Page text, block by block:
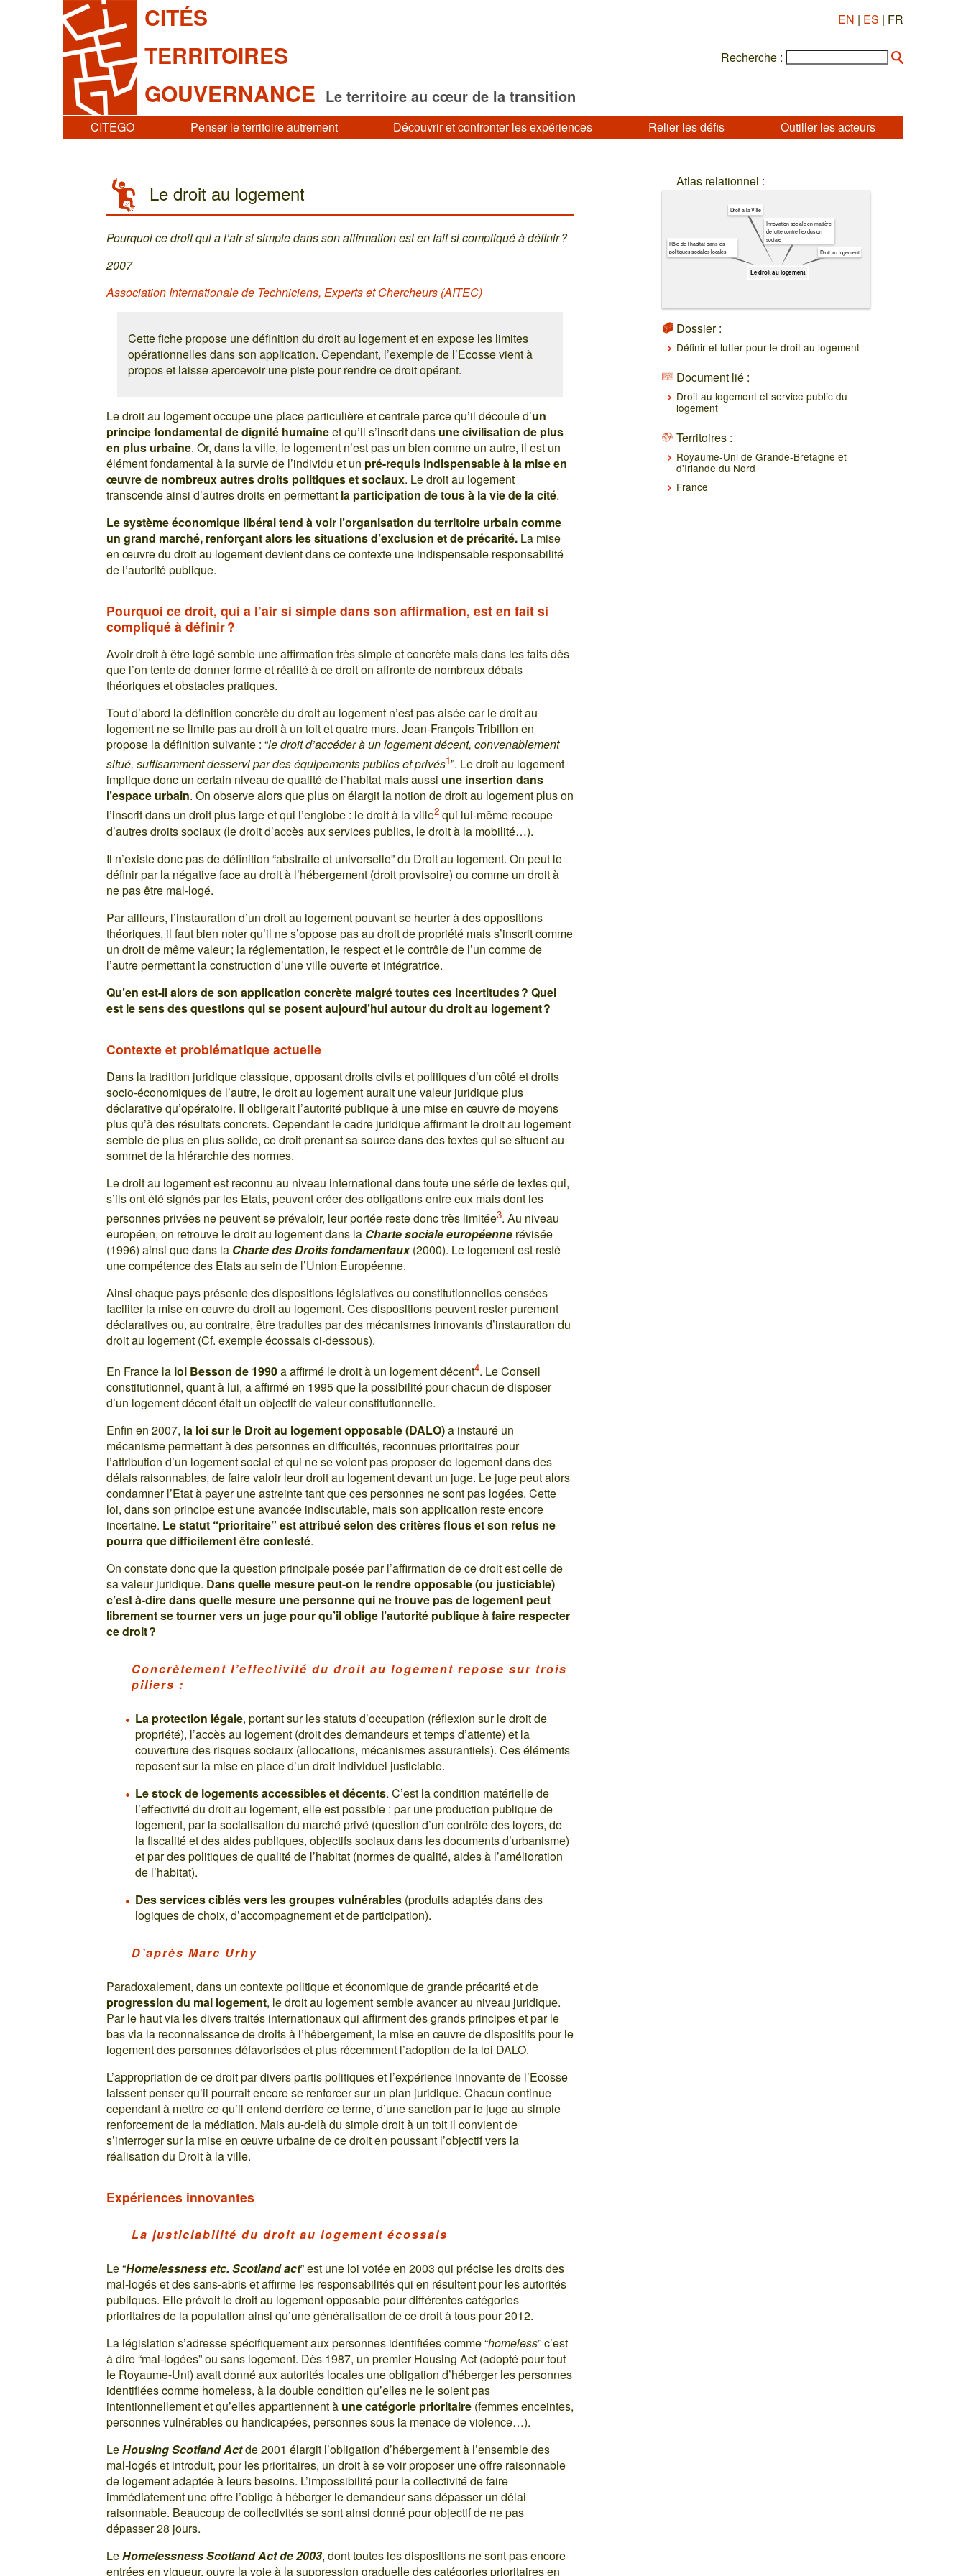
CITÉS
TERRITOIRES
GOUVERNANCE Le territoire au cœur de la transition
EN | ES | FR
Recherche :
CITEGO Penser le territoire autrement Découvrir et confronter les expériences Relier les défis Outiller les acteurs
Le droit au logement
Pourquoi ce droit qui a l’air si simple dans son affirmation est en fait si compliqué à définir ?
2007
Association Internationale de Techniciens, Experts et Chercheurs (AITEC)
Cette fiche propose une définition du droit au logement et en expose les limites
opérationnelles dans son application. Cependant, l’exemple de l’Ecosse vient à
propos et laisse apercevoir une piste pour rendre ce droit opérant.
Le droit au logement occupe une place particulière et centrale parce qu’il découle d’un
principe fondamental de dignité humaineet qu’il s’inscrit dans une civilisation de plus
en plus urbaine. Or, dans la ville, le logement n’est pas un bien comme un autre, il est un
élément fondamental à la survie de l’individu et un pré-requis indispensable à la mise en
œuvre de nombreux autres droits politiques et sociaux. Le droit au logement
transcende ainsi d’autres droits en permettant la participation de tous à la vie de la cité.
Le système économique libéral tend à voir l’organisation du territoire urbain comme
un grand marché, renforçant alors les situations d’exclusion et de précarité. La mise
en œuvre du droit au logement devient dans ce contexte une indispensable responsabilité
de l’autorité publique.
Pourquoi ce droit, qui a l’air si simple dans son affirmation, est en fait si
compliqué à définir ?
Avoir droit à être logé semble une affirmation très simple et concrète mais dans les faits dès
que l’on tente de donner forme et réalité à ce droit on affronte de nombreux débats
théoriques et obstacles pratiques.
Tout d’abord la définition concrète du droit au logement n’est pas aisée car le droit au
logement ne se limite pas au droit à un toit et quatre murs. Jean-François Tribillon en
propose la définition suivante : “le droit d’accéder à un logement décent, convenablement
situé, suffisamment desservi par des équipements publics et privés1”. Le droit au logement
implique donc un certain niveau de qualité de l’habitat mais aussi une insertion dans
l’espace urbain. On observe alors que plus on élargit la notion de droit au logement plus on
l’inscrit dans un droit plus large et qui l’englobe : le droit à la ville2 qui lui-même recoupe
d’autres droits sociaux (le droit d’accès aux services publics, le droit à la mobilité…).
Il n’existe donc pas de définition “abstraite et universelle” du Droit au logement. On peut le
définir par la négative face au droit à l’hébergement (droit provisoire) ou comme un droit à
ne pas être mal-logé.
Par ailleurs, l’instauration d’un droit au logement pouvant se heurter à des oppositions
théoriques, il faut bien noter qu’il ne s’oppose pas au droit de propriété mais s’inscrit comme
un droit de même valeur ; la réglementation, le respect et le contrôle de l’un comme de
l’autre permettant la construction d’une ville ouverte et intégratrice.
Qu’en est-il alors de son application concrète malgré toutes ces incertitudes ? Quel
est le sens des questions qui se posent aujourd’hui autour du droit au logement ?
Contexte et problématique actuelle
Dans la tradition juridique classique, opposant droits civils et politiques d’un côté et droits
socio-économiques de l’autre, le droit au logement aurait une valeur juridique plus
déclarative qu’opératoire. Il obligerait l’autorité publique à une mise en œuvre de moyens
plus qu’à des résultats concrets. Cependant le cadre juridique affirmant le droit au logement
semble de plus en plus solide, ce droit prenant sa source dans des textes qui se situent au
sommet de la hiérarchie des normes.
Le droit au logement est reconnu au niveau international dans toute une série de textes qui,
s’ils ont été signés par les Etats, peuvent créer des obligations entre eux mais dont les
personnes privées ne peuvent se prévaloir, leur portée reste donc très limitée3. Au niveau
européen, on retrouve le droit au logement dans la Charte sociale européenne révisée
(1996) ainsi que dans la Charte des Droits fondamentaux(2000). Le logement est resté
une compétence des Etats au sein de l’Union Européenne.
Ainsi chaque pays présente des dispositions législatives ou constitutionnelles censées
faciliter la mise en œuvre du droit au logement. Ces dispositions peuvent rester purement
déclaratives ou, au contraire, être traduites par des mécanismes innovants d’instauration du
droit au logement (Cf. exemple écossais ci-dessous).
En France la loi Besson de 1990a affirmé le droit à un logement décent4. Le Conseil
constitutionnel, quant à lui, a affirmé en 1995 que la possibilité pour chacun de disposer
d’un logement décent était un objectif de valeur constitutionnelle.
Enfin en 2007, la loi sur le Droit au logement opposable (DALO)a instauré un
mécanisme permettant à des personnes en difficultés, reconnues prioritaires pour
l’attribution d’un logement social et qui ne se voient pas proposer de logement dans des
délais raisonnables, de faire valoir leur droit au logement devant un juge. Le juge peut alors
condamner l’Etat à payer une astreinte tant que ces personnes ne sont pas logées. Cette
loi, dans son principe est une avancée indiscutable, mais son application reste encore
incertaine. Le statut “prioritaire” est attribué selon des critères flous et son refus ne
pourra que difficilement être contesté.
On constate donc que la question principale posée par l’affirmation de ce droit est celle de
sa valeur juridique. Dans quelle mesure peut-on le rendre opposable (ou justiciable)
c’est à-dire dans quelle mesure une personne qui ne trouve pas de logement peut
librement se tourner vers un juge pour qu’il oblige l’autorité publique à faire respecter
ce droit ?
Concrètement l’effectivité du droit au logement repose sur trois
piliers :
La protection légale, portant sur les statuts d’occupation (réflexion sur le droit de
propriété), l’accès au logement (droit des demandeurs et temps d’attente) et la
couverture des risques sociaux (allocations, mécanismes assurantiels). Ces éléments
reposent sur la mise en place d’un droit individuel justiciable.
Le stock de logements accessibles et décents. C’est la condition matérielle de
l’effectivité du droit au logement, elle est possible : par une production publique de
logement, par la socialisation du marché privé (question d’un contrôle des loyers, de
la fiscalité et des aides publiques, objectifs sociaux dans les documents d’urbanisme)
et par des politiques de qualité de l’habitat (normes de qualité, aides à l’amélioration
de l’habitat).
Des services ciblés vers les groupes vulnérables (produits adaptés dans des
logiques de choix, d’accompagnement et de participation).
D’après Marc Urhy
Paradoxalement, dans un contexte politique et économique de grande précarité et de
progression du mal logement, le droit au logement semble avancer au niveau juridique.
Par le haut via les divers traités internationaux qui affirment des grands principes et par le
bas via la reconnaissance de droits à l’hébergement, la mise en œuvre de dispositifs pour le
logement des personnes défavorisées et plus récemment l’adoption de la loi DALO.
L’appropriation de ce droit par divers partis politiques et l’expérience innovante de l’Ecosse
laissent penser qu’il pourrait encore se renforcer sur un plan juridique. Chacun continue
cependant à mettre ce qu’il entend derrière ce terme, d’une sanction par le juge au simple
renforcement de la médiation. Mais au-delà du simple droit à un toit il convient de
s’interroger sur la mise en œuvre urbaine de ce droit en poussant l’objectif vers la
réalisation du Droit à la ville.
Expériences innovantes
La justiciabilité du droit au logement écossais
Le “Homelessness etc. Scotland act” est une loi votée en 2003 qui précise les droits des
mal-logés et des sans-abris et affirme les responsabilités qui en résultent pour les autorités
publiques. Elle prévoit le droit au logement opposable pour différentes catégories
prioritaires de la population ainsi qu’une généralisation de ce droit à tous pour 2012.
La législation s’adresse spécifiquement aux personnes identifiées comme “homeless” c’est
à dire “mal-logées” ou sans logement. Dès 1987, un premier Housing Act (adopté pour tout
le Royaume-Uni) avait donné aux autorités locales une obligation d’héberger les personnes
identifiées comme homeless, à la double condition qu’elles ne le soient pas
intentionnellement et qu’elles appartiennent à une catégorie prioritaire (femmes enceintes,
personnes vulnérables ou handicapées, personnes sous la menace de violence…).
LeHousing Scotland Actde 2001 élargit l’obligation d’hébergement à l’ensemble des
mal-logés et introduit, pour les prioritaires, un droit à se voir proposer une offre raisonnable
de logement adaptée à leurs besoins. L’impossibilité pour la collectivité de faire
immédiatement une offre l’oblige à héberger le demandeur sans dépasser un délai
raisonnable. Beaucoup de collectivités se sont ainsi donné pour objectif de ne pas
dépasser 28 jours.
LeHomelessness Scotland Act de 2003, dont toutes les dispositions ne sont pas encore
entrées en vigueur, ouvre la voie à la suppression graduelle des catégories prioritaires en
Atlas relationnel :
Le droit au logement
Droit au logement
Innovation sociale en matière
de lutte contre l’exclusion
sociale
Droit à la Ville
Rôle de l’habitat dans les
politiques sociales locales
Dossier :
Définir et lutter pour le droit au logement
Document lié :
Droit au logement et service public du
logement
Territoires :
Royaume-Uni de Grande-Bretagne et
d'Irlande du Nord
France